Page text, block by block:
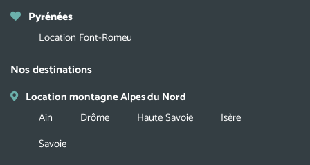
Pyrénées
Location Font-Romeu
Nos destinations
Location montagne Alpes du Nord
Ain
Drôme Haute Savoie
Isère
Savoie